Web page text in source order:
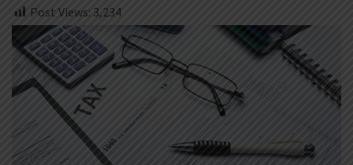
Post Views: 3,234